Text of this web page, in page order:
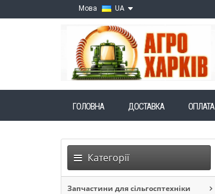
Мова UA
ГОЛОВНА ДОСТАВКА ОПЛАТА
Категорії
Запчастини для сільгосптехніки